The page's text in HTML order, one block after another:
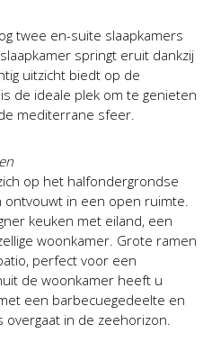
twee en-suite slaapkamers
springt eruit dankzij
uitzicht biedt op de
de ideale plek om te genieten
mediterrane sfeer.
op het halfondergrondse
ontvouwt in een open ruimte.
keuken met eiland, een
woonkamer. Grote ramen
perfect voor een
de woonkamer heeft u
een barbecuegedeelte en
in de zeehorizon.